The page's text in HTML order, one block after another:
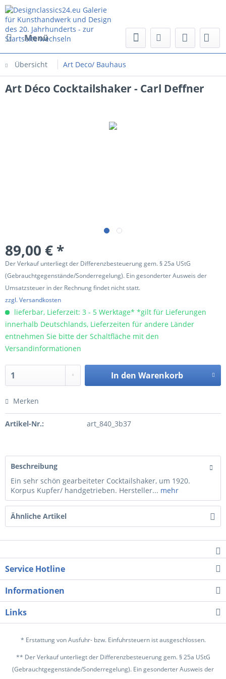
Menü
Übersicht Art Deco/ Bauhaus
Art Déco Cocktailshaker - Carl Deffner
89,00 € *
Der Verkauf unterliegt der Differenzbesteuerung gem. § 25a UStG
(Gebrauchtgegenstände/Sonderregelung). Ein gesonderter Ausweis der
Umsatzsteuer in der Rechnung findet nicht statt.
zzgl. Versandkosten
lieferbar, Lieferzeit: 3 - 5 Werktage* *gilt für Lieferungen
innerhalb Deutschlands, Lieferzeiten für andere Länder
entnehmen Sie bitte der Schaltfläche mit den
Versandinformationen
In den Warenkorb
Merken
Artikel-Nr.: art_840_3b37
Beschreibung
Ein sehr schön gearbeiteter Cocktailshaker, um 1920.
Korpus Kupfer/ handgetrieben. Hersteller... mehr
Ähnliche Artikel
Service Hotline
Informationen
Links
* Erstattung von Ausfuhr- bzw. Einfuhrsteuern ist ausgeschlossen.
** Der Verkauf unterliegt der Differenzbesteuerung gem. § 25a UStG
(Gebrauchtgegenstände/Sonderregelung). Ein gesonderter Ausweis der